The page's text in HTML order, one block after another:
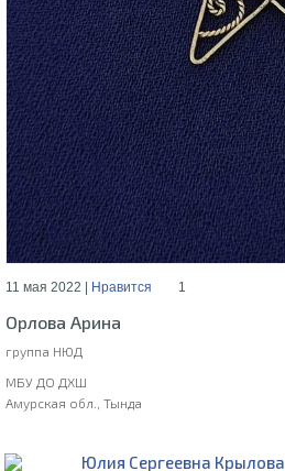
11 мая 2022 | Нравится 1
Орлова Арина
группа НЮД
МБУ ДО ДХШ
Амурская обл., Тында
Юлия Сергеевна Крылова